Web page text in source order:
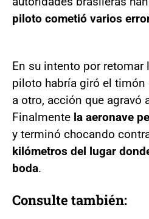
piloto cometió varios
En su intento por retomar
piloto habría giró el timón
a otro, acción que agravó
Finalmente la aeronave
y terminó chocando
kilómetros del lugar
boda.
Consulte también: